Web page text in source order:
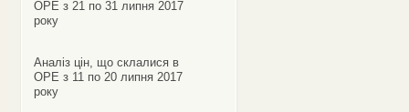
ОРЕ з 21 по 31 липня 2017
року
Аналіз цін, що склалися в
ОРЕ з 11 по 20 липня 2017
року